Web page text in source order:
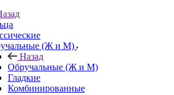
(Ж и М)
Назад
Обручальные (Ж и М)
Гладкие
Комбинированные